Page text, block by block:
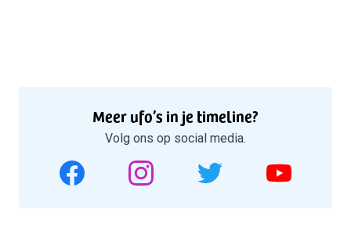
Meer ufo’s in je timeline?
Volg ons op social media.